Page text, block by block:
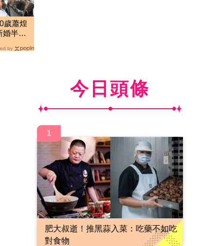
歲蕭煌
半年
by
今日頭條
1
肥大叔逝！推黑蒜入菜：吃藥不如吃
對食物